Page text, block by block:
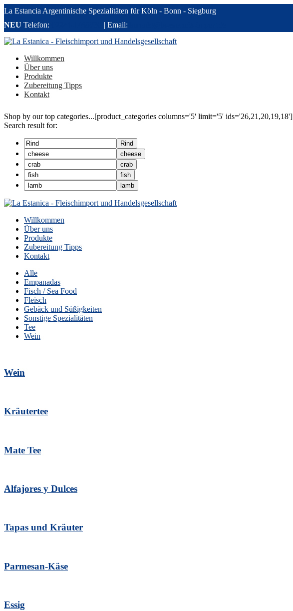
La Estancia Argentinische Spezialitäten für Köln - Bonn - Siegburg
NEU Telefon: | Email:
Willkommen
Über uns
Produkte
Zubereitung Tipps
Kontakt
Shop by our top categories...[product_categories columns='5' limit='5' ids='26,21,20,19,18']
Search result for:
Rind
cheese
crab
fish
lamb
Willkommen
Über uns
Produkte
Zubereitung Tipps
Kontakt
Alle
Empanadas
Fisch / Sea Food
Fleisch
Gebäck und Süßigkeiten
Sonstige Spezialitäten
Tee
Wein
Wein
Kräutertee
Mate Tee
Alfajores y Dulces
Tapas und Kräuter
Parmesan-Käse
Essig